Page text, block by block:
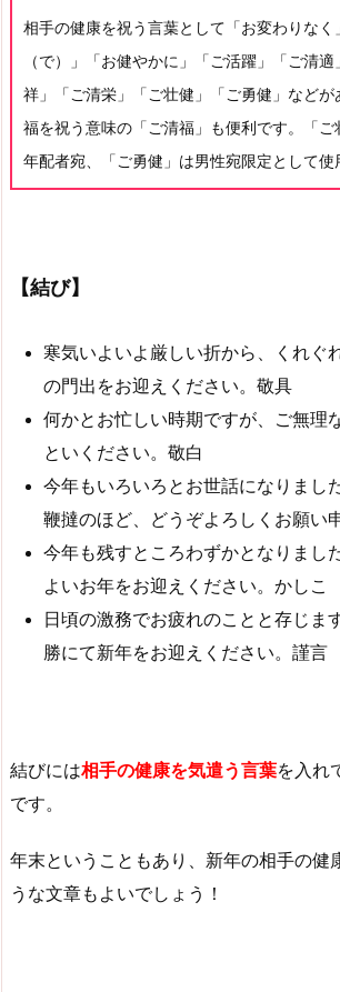
相手の健康を祝う言葉として「お変わりなく
（で）」「お健やかに」「ご活躍」「ご清
祥」「ご清栄」「ご壮健」「ご勇健」など
福を祝う意味の「ご清福」も便利です。「
年配者宛、「ご勇健」は男性宛限定として使
【結び】
寒気いよいよ厳しい折から、くれぐ
の門出をお迎えください。敬具
何かとお忙しい時期ですが、ご無理
といください。敬白
今年もいろいろとお世話になりまし
鞭撻のほど、どうぞよろしくお願い
今年も残すところわずかとなりまし
よいお年をお迎えください。かしこ
日頃の激務でお疲れのことと存じま
勝にて新年をお迎えください。謹言
結びには相手の健康を気遣う言葉を入れ
です。
年末ということもあり、新年の相手の健
うな文章もよいでしょう！